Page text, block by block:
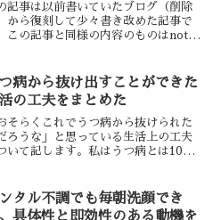
記事は以前書いていたブログ（削除
から復刻して少々書き改めた記事で
この記事と同様の内容のものはnote
プで生きるためには「できているこ
考えよう」とか「...
病から抜け出すことができた
の工夫をまとめた
そらくこれでうつ病から抜けられた
ろうな」と思っている生活上の工夫
いて記します。私はうつ病とは10年
めを試みたらまた再発しかけました
そこはそれ。疲労...
タル不調でも毎朝洗顔でき
具体性と即効性のある動機を